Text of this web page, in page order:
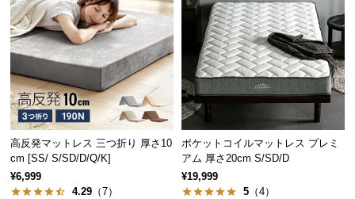
て
開
設
置
サ
ー
ビ
ス
に
こだわりの9層構造
9層もの内部構造が高いクッション性や耐久性を生み
出し、しっかりと体圧を分散します。
贅沢仕様のWウレタン
高反発マットレス 三つ折り 厚さ10
cm [SS/ S/SD/D/Q/K]
¥6,999
4.29 （7）
ポケットコイルマットレス プレミ
アム 厚さ20cm S/SD/D
¥19,999
5 （4）